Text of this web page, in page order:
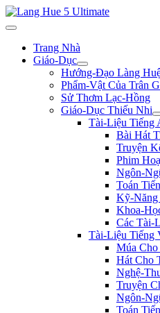
Trang Nhà
Giáo-Dục
Hướng-Đạo Làng
Phẩm-Vật Của Trân
Sử Thơm Lạc-Hồng
Giáo-Dục Thiếu Nhi
Tài-Liệu Tiếng
Bài Hát
Truyện
Phim
Ngôn-
Toán
Kỹ-Năng
Khoa-
Các Tài-
Tài-Liệu Tiếng
Múa
Hát Cho
Nghệ-
Truyện
Ngôn-
Toán